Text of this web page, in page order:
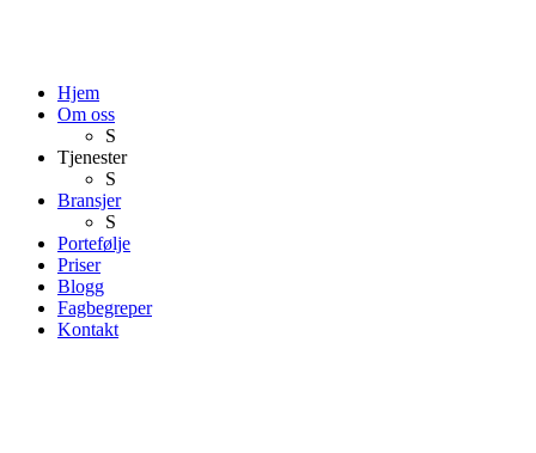
Hjem
Om oss
S
Tjenester
S
Bransjer
S
Portefølje
Priser
Blogg
Fagbegreper
Kontakt